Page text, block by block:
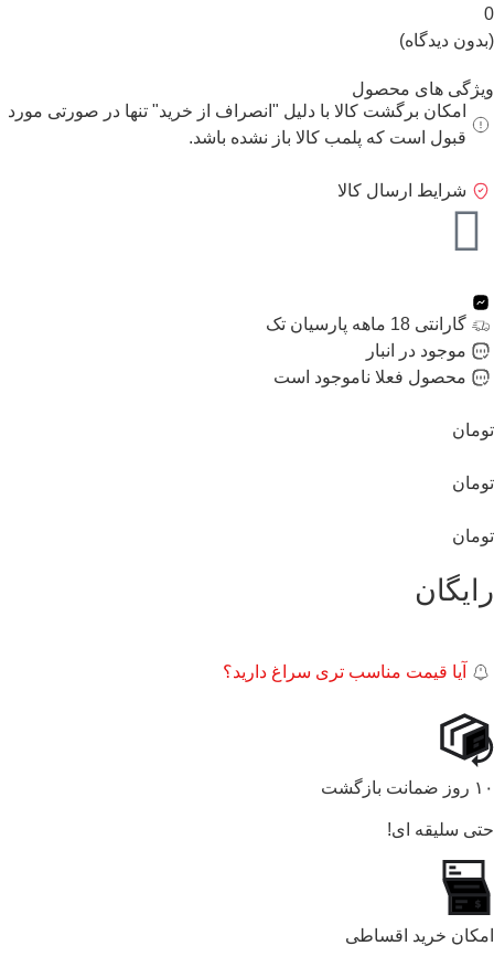
0
(بدون دیدگاه)
ویژگی های محصول
امکان برگشت کالا با دلیل "انصراف از خرید" تنها در صورتی مورد
قبول است که پلمب کالا باز نشده باشد.
شرایط ارسال کالا
گارانتی 18 ماهه پارسیان تک
موجود در انبار
محصول فعلا ناموجود است
تومان
تومان
تومان
رایگان
آیا قیمت مناسب تری سراغ دارید؟
۱۰ روز ضمانت بازگشت
حتی سلیقه ای!
امکان خرید اقساطی